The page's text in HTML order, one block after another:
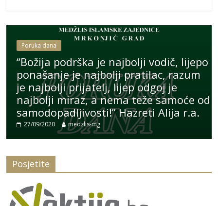
Poruka dana
“Božija podrška je najbolji vodič, lijepo
ponašanje je najbolji pratilac, razum
je najbolji prijatelj, lijep odgoj je
najbolji miraz, a nema teže samoće od
samodopadljivosti!” Hazreti Alija r.a.
27/09/2020 medzlis-mg
Posjetite